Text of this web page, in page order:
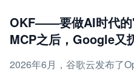
OKF——要做AI时代
MCP之后，Google又
2026年6月，谷歌云发布了